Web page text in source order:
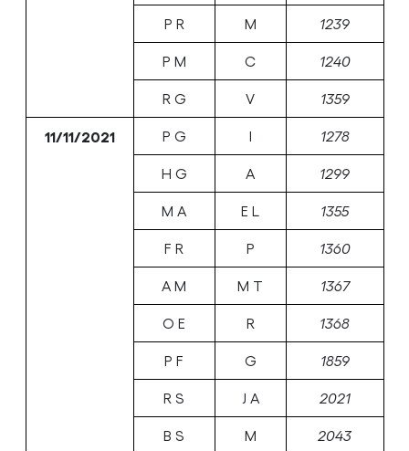
P R M 1239
P M C 1240
R G V 1359
11/11/2021 P G I 1278
H G A 1299
M A E L 1355
F R P 1360
A M M T 1367
O E R 1368
P F G 1859
R S J A 2021
B S M 2043